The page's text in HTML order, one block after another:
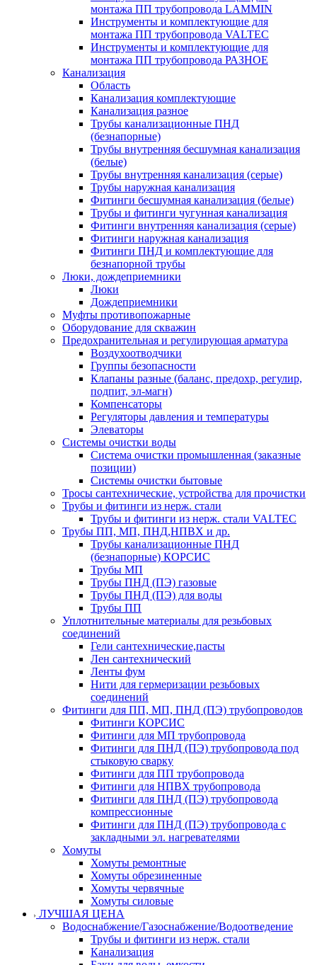
монтажа ПП трубопровода LAMMIN
Инструменты и комплектующие для
монтажа ПП трубопровода VALTEC
Инструменты и комплектующие для
монтажа ПП трубопровода РАЗНОЕ
Канализация
Область
Канализация комплектующие
Канализация разное
Трубы канализационные ПНД
(безнапорные)
Трубы внутренняя бесшумная канализация
(белые)
Трубы внутренняя канализация (серые)
Трубы наружная канализация
Фитинги бесшумная канализация (белые)
Трубы и фитинги чугунная канализация
Фитинги внутренняя канализация (серые)
Фитинги наружная канализация
Фитинги ПНД и комплектующие для
безнапорной трубы
Люки, дождеприемники
Люки
Дождеприемники
Муфты противопожарные
Оборудование для скважин
Предохранительная и регулирующая арматура
Воздухоотводчики
Группы безопасности
Клапаны разные (баланс, предохр, регулир,
подпит, эл-магн)
Компенсаторы
Регуляторы давления и температуры
Элеваторы
Системы очистки воды
Система очистки промышленная (заказные
позиции)
Системы очистки бытовые
Тросы сантехнические, устройства для прочистки
Трубы и фитинги из нерж. стали
Трубы и фитинги из нерж. стали VALTEC
Трубы ПП, МП, ПНД,НПВХ и др.
Трубы канализационные ПНД
(безнапорные) КОРСИС
Трубы МП
Трубы ПНД (ПЭ) газовые
Трубы ПНД (ПЭ) для воды
Трубы ПП
Уплотнительные материалы для резьбовых
соединений
Гели сантехнические,пасты
Лен сантехнический
Ленты фум
Нити для гермеризации резьбовых
соединений
Фитинги для ПП, МП, ПНД (ПЭ) трубопроводов
Фитинги КОРСИС
Фитинги для МП трубопровода
Фитинги для ПНД (ПЭ) трубопровода под
стыковую сварку
Фитинги для ПП трубопровода
Фитинги для НПВХ трубопровода
Фитинги для ПНД (ПЭ) трубопровода
компрессионные
Фитинги для ПНД (ПЭ) трубопровода с
закладными эл. нагревателями
Хомуты
Хомуты ремонтные
Хомуты обрезиненные
Хомуты червячные
Хомуты силовые
ЛУЧШАЯ ЦЕНА
Водоснабжение/Газоснабжение/Водоотведение
Трубы и фитинги из нерж. стали
Канализация